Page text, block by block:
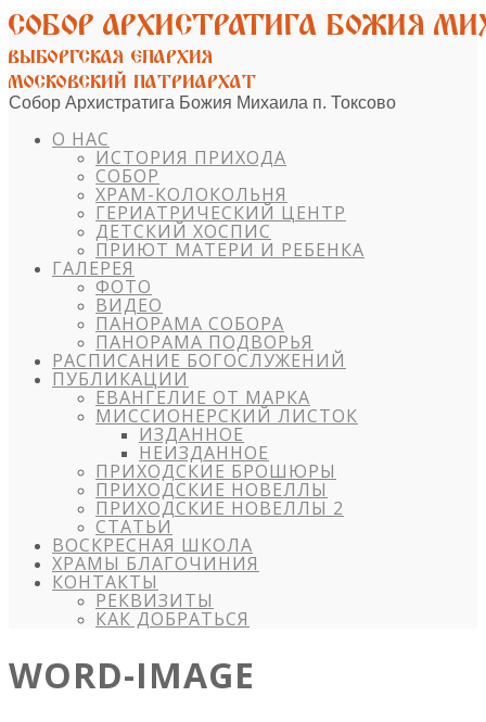
Собор Архистратига Божия Михаила п. Токсово
О НАС
ИСТОРИЯ ПРИХОДА
СОБОР
ХРАМ-КОЛОКОЛЬНЯ
ГЕРИАТРИЧЕСКИЙ ЦЕНТР
ДЕТСКИЙ ХОСПИС
ПРИЮТ МАТЕРИ И РЕБЕНКА
ГАЛЕРЕЯ
ФОТО
ВИДЕО
ПАНОРАМА СОБОРА
ПАНОРАМА ПОДВОРЬЯ
РАСПИСАНИЕ БОГОСЛУЖЕНИЙ
ПУБЛИКАЦИИ
ЕВАНГЕЛИЕ ОТ МАРКА
МИССИОНЕРСКИЙ ЛИСТОК
ИЗДАННОЕ
НЕИЗДАННОЕ
ПРИХОДСКИЕ БРОШЮРЫ
ПРИХОДСКИЕ НОВЕЛЛЫ
ПРИХОДСКИЕ НОВЕЛЛЫ 2
СТАТЬИ
ВОСКРЕСНАЯ ШКОЛА
ХРАМЫ БЛАГОЧИНИЯ
КОНТАКТЫ
РЕКВИЗИТЫ
КАК ДОБРАТЬСЯ
WORD-IMAGE